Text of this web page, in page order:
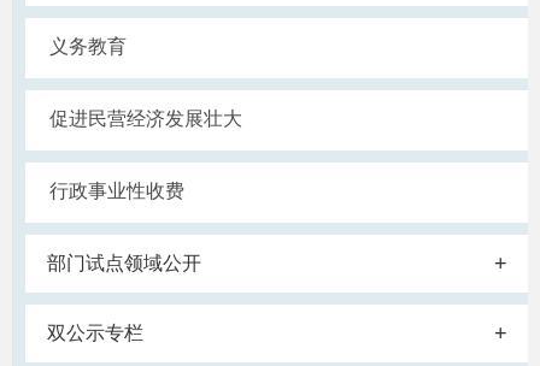
义务教育
促进民营经济发展壮大
行政事业性收费
部门试点领域公开 +
双公示专栏 +